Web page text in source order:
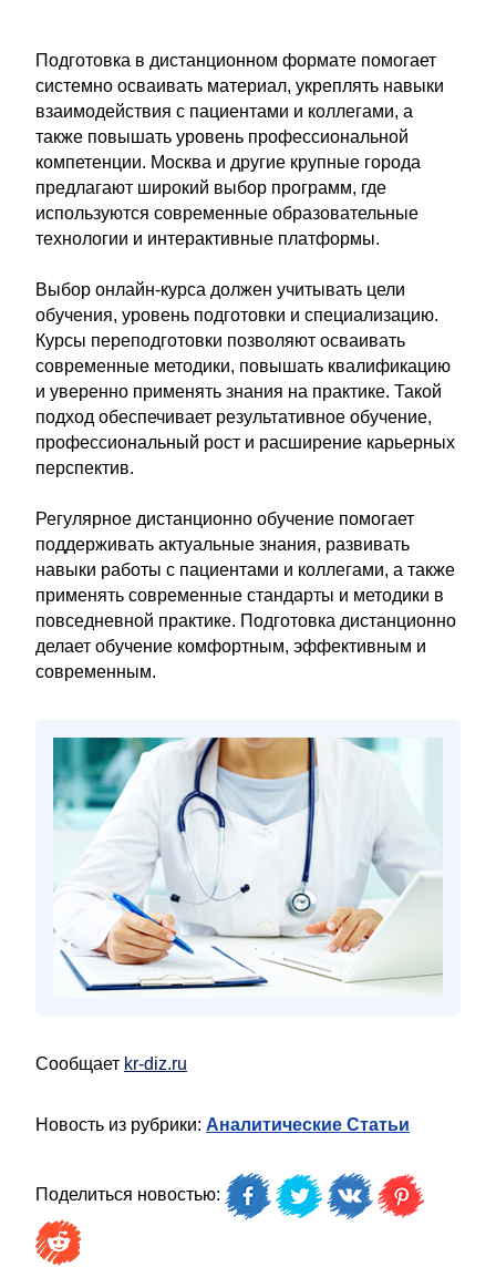
Подготовка в дистанционном формате помогает
системно осваивать материал, укреплять навыки
взаимодействия с пациентами и коллегами, а
также повышать уровень профессиональной
компетенции. Москва и другие крупные города
предлагают широкий выбор программ, где
используются современные образовательные
технологии и интерактивные платформы.
Выбор онлайн-курса должен учитывать цели
обучения, уровень подготовки и специализацию.
Курсы переподготовки позволяют осваивать
современные методики, повышать квалификацию
и уверенно применять знания на практике. Такой
подход обеспечивает результативное обучение,
профессиональный рост и расширение карьерных
перспектив.
Регулярное дистанционно обучение помогает
поддерживать актуальные знания, развивать
навыки работы с пациентами и коллегами, а также
применять современные стандарты и методики в
повседневной практике. Подготовка дистанционно
делает обучение комфортным, эффективным и
современным.
Сообщает kr-diz.ru
Новость из рубрики: Аналитические Статьи
Поделиться новостью: